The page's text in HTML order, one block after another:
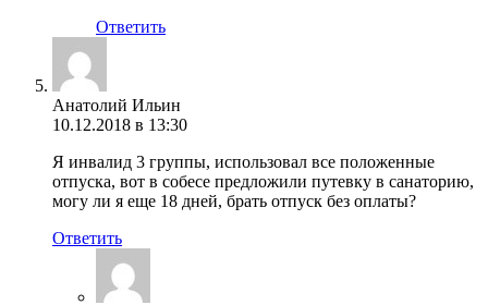
Ответить
Анатолий Ильин
10.12.2018 в 13:30
Я инвалид 3 группы, использовал все положенные
отпуска, вот в собесе предложили путевку в санаторию,
могу ли я еще 18 дней, брать отпуск без оплаты?
Ответить